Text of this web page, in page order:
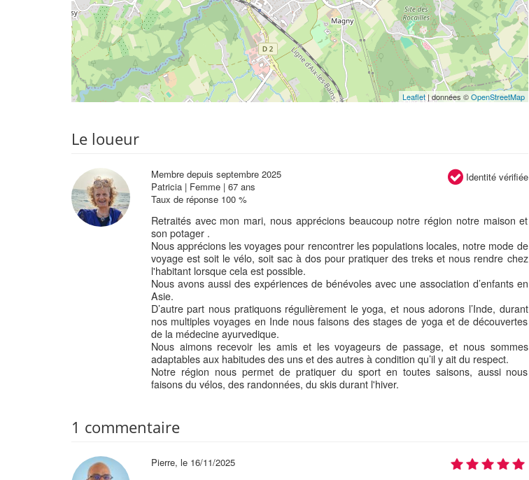
Leaflet| données ©OpenStreetMap
Le loueur
Identité vérifiée
Membre depuis septembre 2025
Patricia | Femme | 67 ans
Taux de réponse 100 %
Retraités avec mon mari, nous apprécions beaucoup notre région notre maison et
son potager .
Nous apprécions les voyages pour rencontrer les populations locales, notre mode de
voyage est soit le vélo, soit sac à dos pour pratiquer des treks et nous rendre chez
l'habitant lorsque cela est possible.
Nous avons aussi des expériences de bénévoles avec une association d’enfants en
Asie.
D’autre part nous pratiquons régulièrement le yoga, et nous adorons l’Inde, durant
nos multiples voyages en Inde nous faisons des stages de yoga et de découvertes
de la médecine ayurvedique.
Nous aimons recevoir les amis et les voyageurs de passage, et nous sommes
adaptables aux habitudes des uns et des autres à condition qu’il y ait du respect.
Notre région nous permet de pratiquer du sport en toutes saisons, aussi nous
faisons du vélos, des randonnées, du skis durant l'hiver.
1 commentaire
Pierre, le 16/11/2025